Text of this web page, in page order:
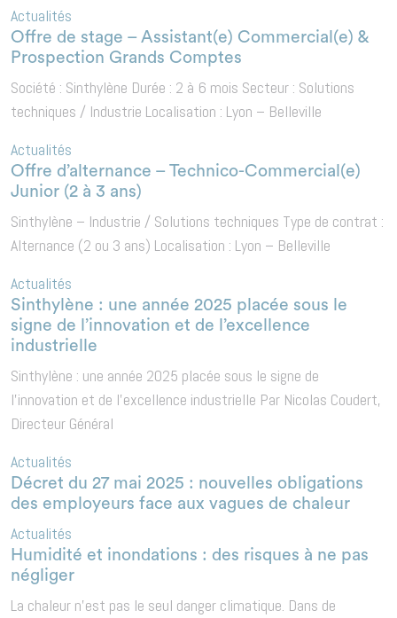
Actualités
Offre de stage – Assistant(e) Commercial(e) &
Prospection Grands Comptes
Société : Sinthylène Durée : 2 à 6 mois Secteur : Solutions
techniques / Industrie Localisation : Lyon – Belleville
Actualités
Offre d’alternance – Technico-Commercial(e)
Junior (2 à 3 ans)
Sinthylène – Industrie / Solutions techniques Type de contrat :
Alternance (2 ou 3 ans) Localisation : Lyon – Belleville
Actualités
Sinthylène : une année 2025 placée sous le
signe de l’innovation et de l’excellence
industrielle
Sinthylène : une année 2025 placée sous le signe de
l’innovation et de l’excellence industrielle Par Nicolas Coudert,
Directeur Général
Actualités
Décret du 27 mai 2025 : nouvelles obligations
des employeurs face aux vagues de chaleur
Actualités
Humidité et inondations : des risques à ne pas
négliger
La chaleur n’est pas le seul danger climatique. Dans de